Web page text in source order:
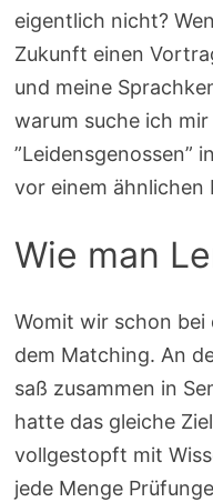
eigentlich nicht?
Zukunft einen
und meine
warum suche ich
”Leidensgenossen”
vor einem ähnlichen
Wie man
Womit wir schon bei
dem Matching. An
saß zusammen in
hatte das gleiche
vollgestopft mit
jede Menge